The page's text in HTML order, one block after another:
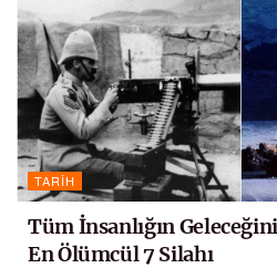
TARIH
Tüm İnsanlığın
En Ölümcül 7 Silahı